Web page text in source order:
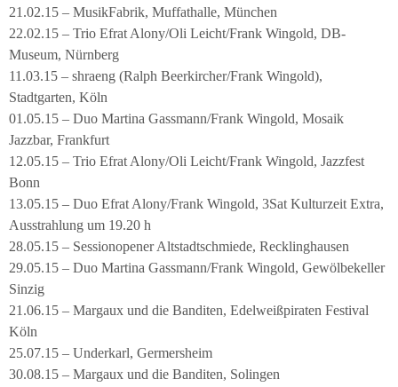
21.02.15 – MusikFabrik, Muffathalle, München
22.02.15 – Trio Efrat Alony/Oli Leicht/Frank Wingold, DB-
Museum, Nürnberg
11.03.15 – shraeng (Ralph Beerkircher/Frank Wingold),
Stadtgarten, Köln
01.05.15 – Duo Martina Gassmann/Frank Wingold, Mosaik
Jazzbar, Frankfurt
12.05.15 – Trio Efrat Alony/Oli Leicht/Frank Wingold, Jazzfest
Bonn
13.05.15 – Duo Efrat Alony/Frank Wingold, 3Sat Kulturzeit Extra,
Ausstrahlung um 19.20 h
28.05.15 – Sessionopener Altstadtschmiede, Recklinghausen
29.05.15 – Duo Martina Gassmann/Frank Wingold, Gewölbekeller
Sinzig
21.06.15 – Margaux und die Banditen, Edelweißpiraten Festival
Köln
25.07.15 – Underkarl, Germersheim
30.08.15 – Margaux und die Banditen, Solingen